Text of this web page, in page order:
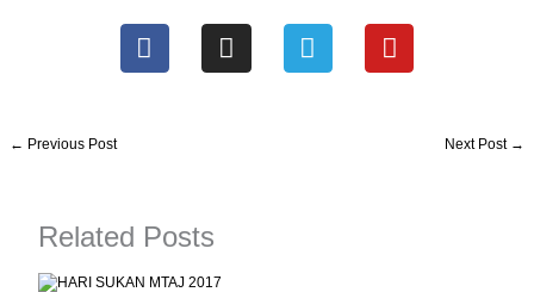
F
a
k
I
n
T
e
Y
o
← Previous Post Next Post →
Related Posts